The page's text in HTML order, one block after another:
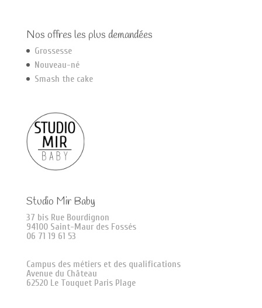
Nos offres les plus demandées
Grossesse
Nouveau-né
Smash the cake
Studio Mir Baby
37 bis Rue Bourdignon
94100 Saint-Maur des Fossés
06 71 19 61 53
Campus des métiers et des qualifications
Avenue du Château
62520 Le Touquet Paris Plage